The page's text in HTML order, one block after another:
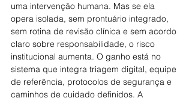
uma intervenção humana. Mas se ela
opera isolada, sem prontuário integrado,
sem rotina de revisão clínica e sem acordo
claro sobre responsabilidade, o risco
institucional aumenta. O ganho está no
sistema que integra triagem digital, equipe
de referência, protocolos de segurança e
caminhos de cuidado definidos. A